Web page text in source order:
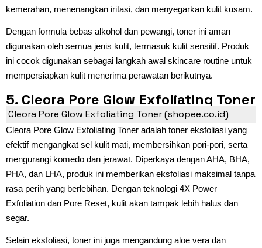
kemerahan, menenangkan iritasi, dan menyegarkan kulit kusam.
Dengan formula bebas alkohol dan pewangi, toner ini aman
digunakan oleh semua jenis kulit, termasuk kulit sensitif. Produk
ini cocok digunakan sebagai langkah awal skincare routine untuk
mempersiapkan kulit menerima perawatan berikutnya.
5. Cleora Pore Glow Exfoliating Toner
Cleora Pore Glow Exfoliating Toner (shopee.co.id)
Cleora Pore Glow Exfoliating Toner adalah toner eksfoliasi yang
efektif mengangkat sel kulit mati, membersihkan pori-pori, serta
mengurangi komedo dan jerawat. Diperkaya dengan AHA, BHA,
PHA, dan LHA, produk ini memberikan eksfoliasi maksimal tanpa
rasa perih yang berlebihan. Dengan teknologi 4X Power
Exfoliation dan Pore Reset, kulit akan tampak lebih halus dan
segar.
Selain eksfoliasi, toner ini juga mengandung aloe vera dan